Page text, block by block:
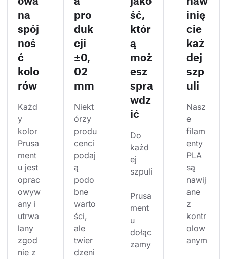
na
spój
noś
ć
kolo
rów
Każd
y
kolor
Prusa
ment
u jest
oprac
owyw
any i
utrwa
lany
zgod
nie z
pro
duk
cji
±0,
02
mm
Niekt
órzy
produ
cenci
podaj
ą
podo
bne
warto
ści,
ale
twier
dzeni
ść,
któr
ą
moż
esz
spra
wdz
ić
Do
każd
ej
szpuli
Prusa
ment
u
dołąc
zamy
inię
cie
każ
dej
szp
uli
Nasz
e
filam
enty
PLA
są
nawij
ane
z
kontr
olow
anym